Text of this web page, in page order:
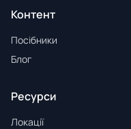
Контент
Посібники
Блог
Ресурси
Локації